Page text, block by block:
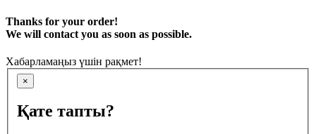
Thanks for your order!
We will contact you as soon as possible.
Хабарламаңыз үшін рақмет!
×
Қате тапты?